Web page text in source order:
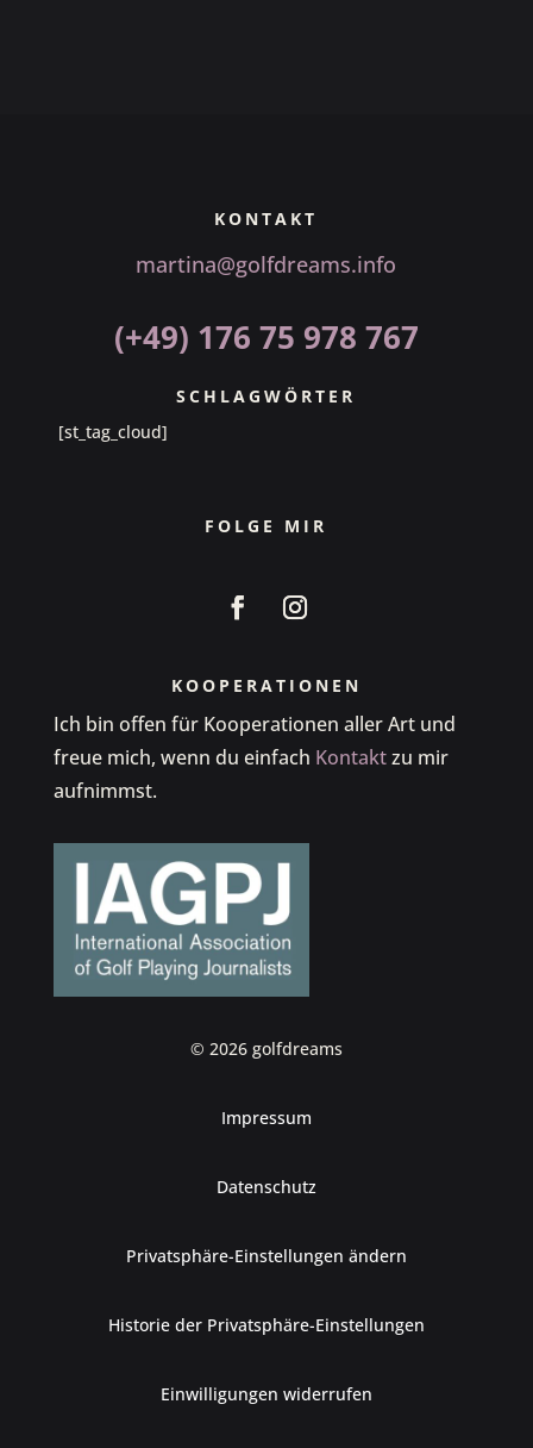
KONTAKT
martina@golfdreams.info
(+49) 176 75 978 767
SCHLAGWÖRTER
[st_tag_cloud]
FOLGE MIR
KOOPERATIONEN
Ich bin offen für Kooperationen aller Art und
freue mich, wenn du einfach Kontaktzu mir
aufnimmst.
© 2026 golfdreams
Impressum
Datenschutz
Privatsphäre-Einstellungen ändern
Historie der Privatsphäre-Einstellungen
Einwilligungen widerrufen